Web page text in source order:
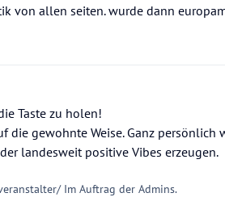
von allen seiten. wurde dann
Taste zu holen!
gewohnte Weise. Ganz persönlich
landesweit positive Vibes erzeugen.
Im Auftrag der Admins.